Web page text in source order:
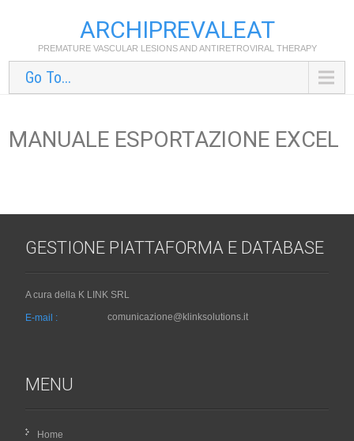
ARCHIPREVALEAT
PREMATURE VASCULAR LESIONS AND ANTIRETROVIRAL THERAPY
Go To...
MANUALE ESPORTAZIONE EXCEL
GESTIONE PIATTAFORMA E DATABASE
A cura della K LINK SRL
E-mail : comunicazione@klinksolutions.it
MENU
Home